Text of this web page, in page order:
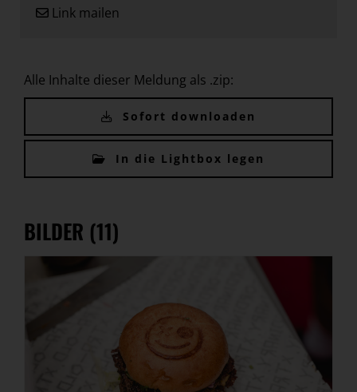
Link mailen
Alle Inhalte dieser Meldung als .zip:
Sofort downloaden
In die Lightbox legen
BILDER (11)